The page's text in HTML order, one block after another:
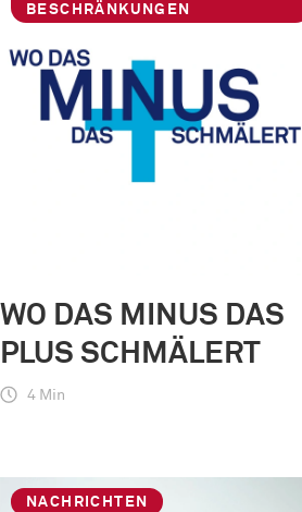
BESCHRÄNKUNGEN
WO DAS MINUS DAS
PLUS SCHMÄLERT
4 Min
NACHRICHTEN